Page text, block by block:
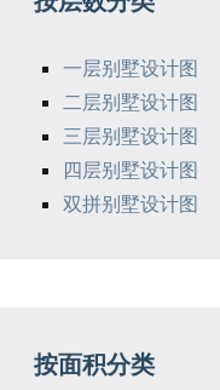
一层别墅设计图
二层别墅设计图
三层别墅设计图
四层别墅设计图
双拼别墅设计图
按面积分类